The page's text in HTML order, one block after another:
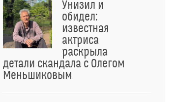
Унизил и
обидел:
известная
актриса
раскрыла
детали скандала с Олегом
Меньшиковым